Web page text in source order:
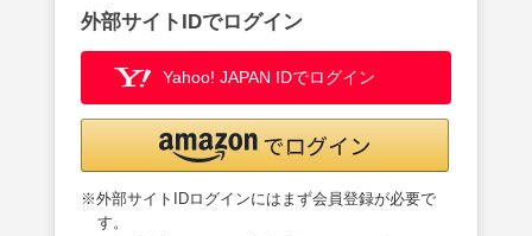
外部サイトIDでログイン
Yahoo! JAPAN IDでログイン
※外部サイトIDログインにはまず会員登録が必要で
す。